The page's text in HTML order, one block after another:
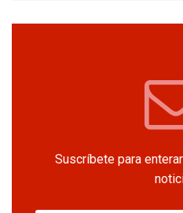
Suscríbete para